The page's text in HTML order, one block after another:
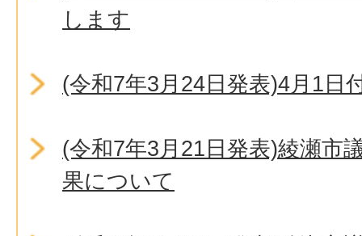
します
(令和7年3月24日発表)4月1日
(令和7年3月21日発表)綾瀬市
果について